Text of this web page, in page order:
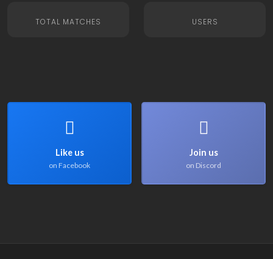
TOTAL MATCHES USERS
Like us
on Facebook
Join us
on Discord